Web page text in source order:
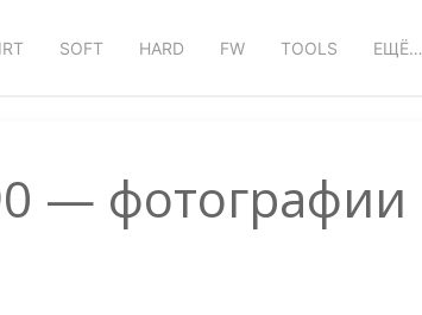
SOFT HARD FW TOOLS ЕЩЁ…
— фотографии